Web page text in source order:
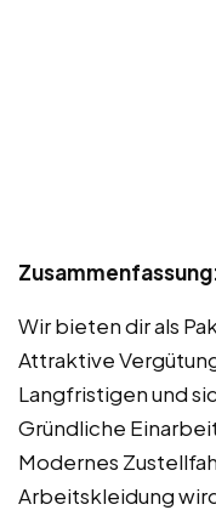
Wir bieten dir als
Attraktive
Langfristigen und
Gründliche
Modernes
Arbeitskleidung